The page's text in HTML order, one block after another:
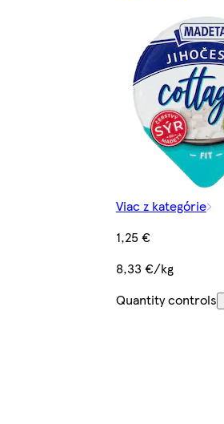
Viac z kategórie
1,25 €
8,33 €/kg
Quantity controls